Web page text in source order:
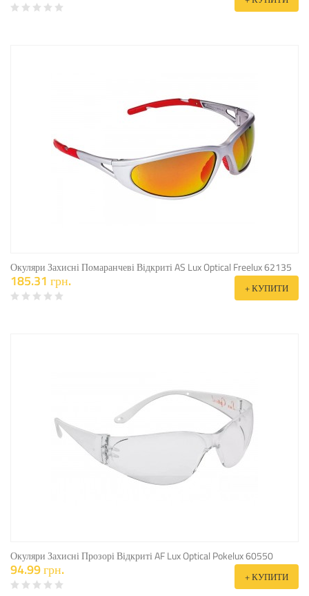
Окуляри Захисні Помаранчеві Відкриті AS Lux Optical Freelux 62135
185.31 грн. + КУПИТИ
Окуляри Захисні Прозорі Відкриті AF Lux Optical Pokelux 60550
94.99 грн. + КУПИТИ